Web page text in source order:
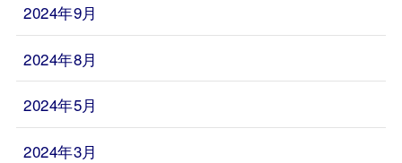
2024年9月
2024年8月
2024年5月
2024年3月